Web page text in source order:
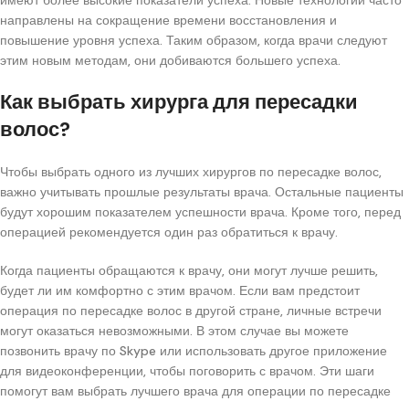
направлены на сокращение времени восстановления и
повышение уровня успеха. Таким образом, когда врачи следуют
этим новым методам, они добиваются большего успеха.
Как выбрать хирурга для пересадки
волос?
Чтобы выбрать одного из лучших хирургов по пересадке волос,
важно учитывать прошлые результаты врача. Остальные пациенты
будут хорошим показателем успешности врача. Кроме того, перед
операцией рекомендуется один раз обратиться к врачу.
Когда пациенты обращаются к врачу, они могут лучше решить,
будет ли им комфортно с этим врачом. Если вам предстоит
операция по пересадке волос в другой стране, личные встречи
могут оказаться невозможными. В этом случае вы можете
позвонить врачу по Skype или использовать другое приложение
для видеоконференции, чтобы поговорить с врачом. Эти шаги
помогут вам выбрать лучшего врача для операции по пересадке